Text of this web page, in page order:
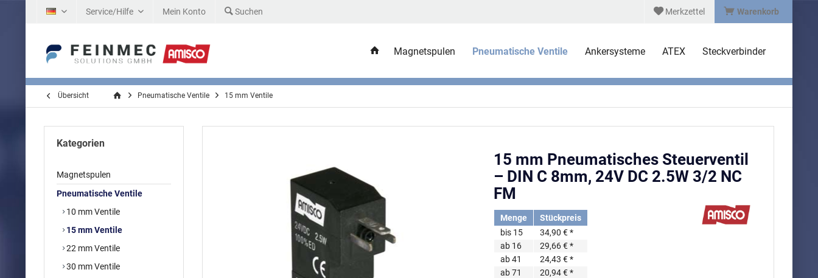
Warenkorb
Merkzettel
Service/Hilfe Mein Konto Suchen
Magnetspulen Pneumatische Ventile Ankersysteme ATEX Steckverbinder
Übersicht Pneumatische Ventile 15 mm Ventile
Kategorien
Magnetspulen
Pneumatische Ventile
10 mm Ventile
15 mm Ventile
22 mm Ventile
30 mm Ventile
15 mm Pneumatisches Steuerventil
– DIN C 8mm, 24V DC 2.5W 3/2 NC
FM
Menge
Stückpreis
bis 15
34,90 € *
ab 16
29,66 € *
ab41
24,43 € *
ab71
20,94 € *